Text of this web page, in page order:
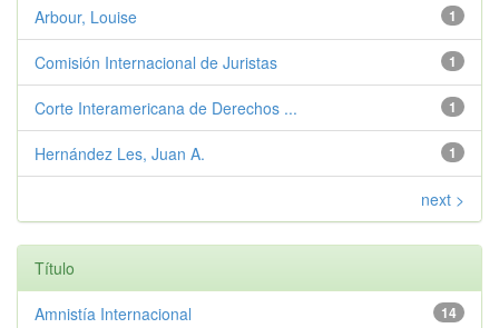
1
Arbour, Louise
1
Comisión Internacional de Juristas
1
Corte Interamericana de Derechos ...
1
Hernández Les, Juan A.
next >
Título
14
Amnistía Internacional